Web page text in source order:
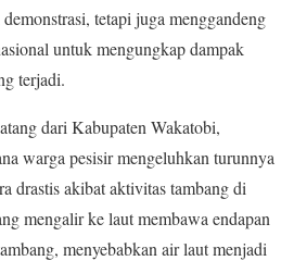
tetapi juga menggandeng
untuk mengungkap dampak
terjadi.
dari Kabupaten Wakatobi,
warga pesisir mengeluhkan turunnya
drastis akibat aktivitas tambang di
mengalir ke laut membawa endapan
menyebabkan air laut menjadi